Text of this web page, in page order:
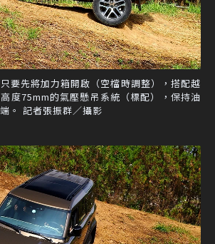
要先將加力箱開啟（空檔時調整），搭配越
度75mm的氣壓懸吊系統（標配），保持油
。 記者張振群／攝影